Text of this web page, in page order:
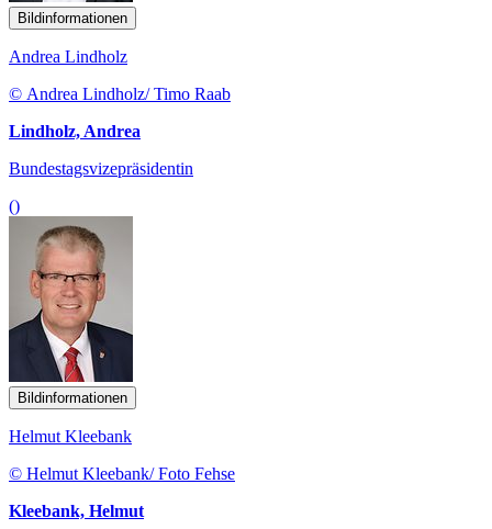
Bildinformationen
Andrea Lindholz
© Andrea Lindholz/ Timo Raab
Lindholz, Andrea
Bundestagsvizepräsidentin
()
Bildinformationen
Helmut Kleebank
© Helmut Kleebank/ Foto Fehse
Kleebank, Helmut